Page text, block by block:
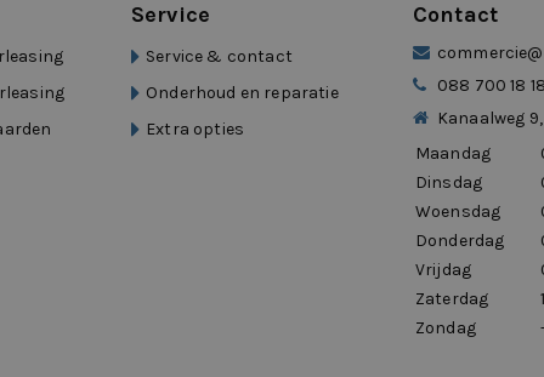
te rijden.”
Service
Service & contact
Onderhoud en reparatie
Extra opties
Contact
088 700 18 18
Kanaalweg
Maandag
Dinsdag
Woensdag
Donderdag
Vrijdag
Zaterdag
Zondag